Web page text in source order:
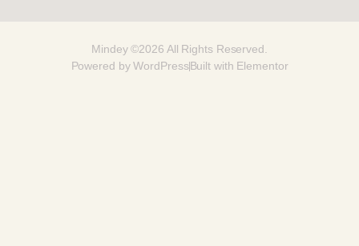
Mindey ©2026 All Rights Reserved.
Powered by WordPressBuilt with Elementor